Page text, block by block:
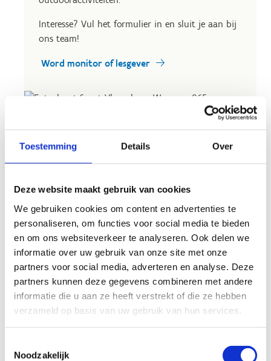
Toestemming Details Over
Deze website maakt gebruik van cookies
We gebruiken cookies om content en advertenties te
personaliseren, om functies voor social media te bieden
en om ons websiteverkeer te analyseren. Ook delen we
informatie over uw gebruik van onze site met onze
partners voor social media, adverteren en analyse. Deze
partners kunnen deze gegevens combineren met andere
informatie die u aan ze heeft verstrekt of die ze hebben
verzameld op basis van uw gebruik van hun services.
Noodzakelijk
Interesse? Vul het formulier in en sluit je aan bij
ons team!
Word monitor of lesgever
Stel je kandidaat als
We zoeken gedreven jobstudenten voor onze
sportklassen, lessen en kampen, zowel voor
indoor- als outdooractiviteiten.
Interesse? Vul het formulier in en sluit je aan bij
ons team!
Word jobstudent